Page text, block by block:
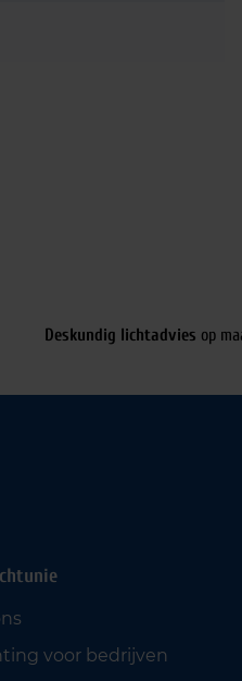
Deskundig lichtadvies op
voor bedrijven